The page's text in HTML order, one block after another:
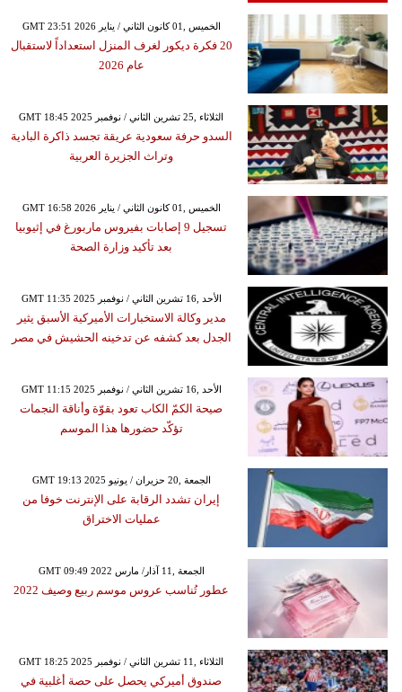
GMT 23:51 2026 الخميس ,01 كانون الثاني / يناير
20 فكرة ديكور لغرف المنزل استعداداً لاستقبال
عام 2026
GMT 18:45 2025 الثلاثاء ,25 تشرين الثاني / نوفمبر
السدو حرفة سعودية عريقة تجسد ذاكرة البادية
وتراث الجزيرة العربية
GMT 16:58 2026 الخميس ,01 كانون الثاني / يناير
تسجيل 9 إصابات بفيروس ماربورغ في إثيوبيا
بعد تأكيد وزارة الصحة
GMT 11:35 2025 الأحد ,16 تشرين الثاني / نوفمبر
مدير وكالة الاستخبارات الأميركية الأسبق يثير
الجدل بعد كشفه عن تدخينه الحشيش في مصر
GMT 11:15 2025 الأحد ,16 تشرين الثاني / نوفمبر
صيحة الكمّ الكاب تعود بقوّة وأناقة النجمات
تؤكّد حضورها هذا الموسم
GMT 19:13 2025 الجمعة ,20 حزيران / يونيو
إيران تشدد الرقابة على الإنترنت خوفا من
عمليات الاختراق
GMT 09:49 2022 الجمعة ,11 آذار/ مارس
عطور تُناسب عروس موسم ربيع وصيف 2022
GMT 18:25 2025 الثلاثاء ,11 تشرين الثاني / نوفمبر
صندوق أميركي يحصل على حصة أغلبية في